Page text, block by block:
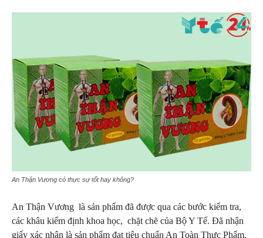
An Thận Vương có thực sự tốt hay không?
An Thận Vương là sản phẩm đã được qua các bước kiểm tra,
các khâu kiểm định khoa học, chặt chẽ của Bộ Y Tế. Đã nhận
giấy xác nhận là sản phẩm đạt tiêu chuẩn An Toàn Thực Phẩm,